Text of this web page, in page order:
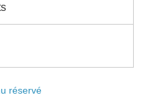
réservé